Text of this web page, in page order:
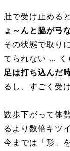
肚で受け止めると
ょ～んと脇が弓
その状態で取り
てられない … く
足は打ち込んだ
るし、すごく受
数歩下がって体
るより数倍キツイ
今までは「形」